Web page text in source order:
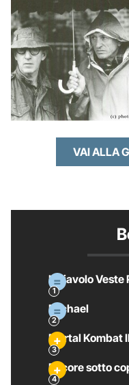
VAI ALLA
Il Diavolo Veste
Michael
Mortal Kombat
Pecore sotto